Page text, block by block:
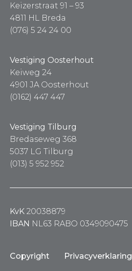
Keizerstraat 91 – 93
4811 HL Breda
(076) 5 24 24 00
Vestiging Oosterhout
Keiweg 24
4901 JA Oosterhout
(0162) 447 447
Vestiging Tilburg
Bredaseweg 368
5037 LG Tilburg
(013) 5 952 952
KvK 20038879
IBAN NL63 RABO 0349090475
Copyright Privacyverklaring